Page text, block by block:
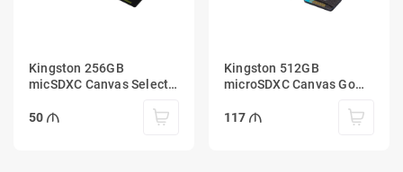
Kingston 256GB
micSDXC Canvas Select
ADP
50
Kingston 512GB
microSDXC Canvas Go
Card + ADP
117